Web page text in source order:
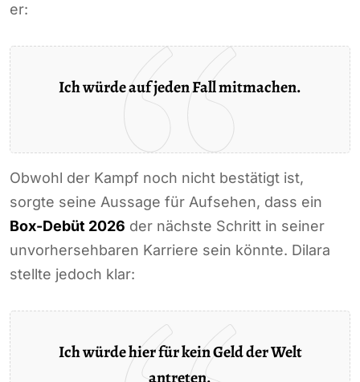
er:
Ich würde auf jeden Fall mitmachen.
Obwohl der Kampf noch nicht bestätigt ist,
sorgte seine Aussage für Aufsehen, dass ein
Box-Debüt 2026 der nächste Schritt in seiner
unvorhersehbaren Karriere sein könnte. Dilara
stellte jedoch klar:
Ich würde hier für kein Geld der Welt
antreten.